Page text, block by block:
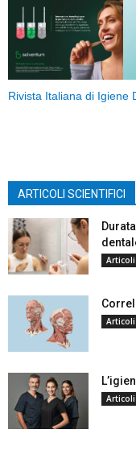
Rivista Italiana di Igiene
ARTICOLI SCIENTIFICI